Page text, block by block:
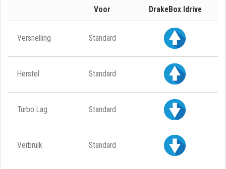
Voor DrakeBox Idrive
Versnelling Standard
Herstel Standard
Turbo Lag Standard
Verbruik Standard